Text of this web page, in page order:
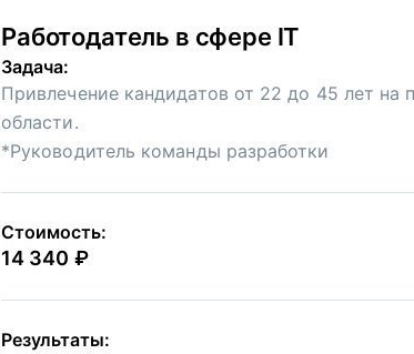
Работодатель в сфере IT
Задача:
Привлечение кандидатов от 22 до 45 лет
области.
*Руководитель команды разработки
Стоимость:
14 340 ₽
Результаты:
Федеральная сеть ресторанов
Задача:
Привлечение на вакансию официантов в
ресторанов.
30 875 ₽
Показы:4 646